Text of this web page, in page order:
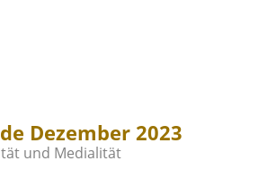
Dezember 2023
und Medialität